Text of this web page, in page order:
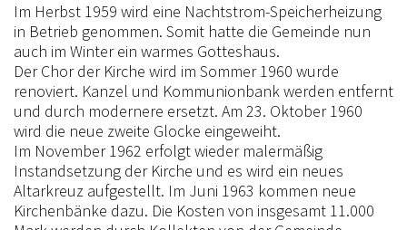
Im Herbst 1959 wird eine Nachtstrom-Speicherheizung
in Betrieb genommen. Somit hatte die Gemeinde nun
auch im Winter ein warmes Gotteshaus.
Der Chor der Kirche wird im Sommer 1960 wurde
renoviert. Kanzel und Kommunionbank werden entfernt
und durch modernere ersetzt. Am 23. Oktober 1960
wird die neue zweite Glocke eingeweiht.
Im November 1962 erfolgt wieder malermäßig
Instandsetzung der Kirche und es wird ein neues
Altarkreuz aufgestellt. Im Juni 1963 kommen neue
Kirchenbänke dazu. Die Kosten von insgesamt 11.000